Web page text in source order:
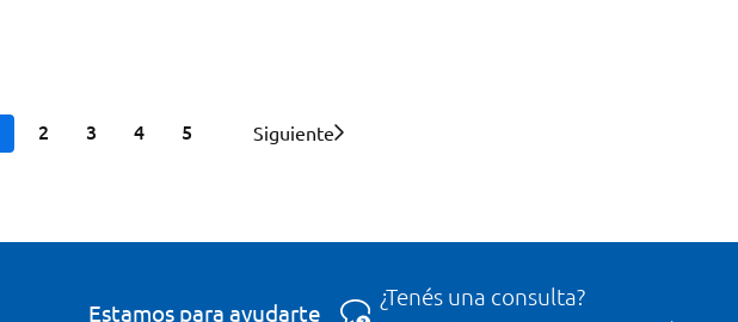
2 3 4 5 Siguiente
Estamos para ayudarte
¿Tenés una consulta?